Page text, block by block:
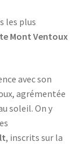
les plus
Mont Ventoux
avec son
agrémentée
soleil. On y
, inscrits sur la